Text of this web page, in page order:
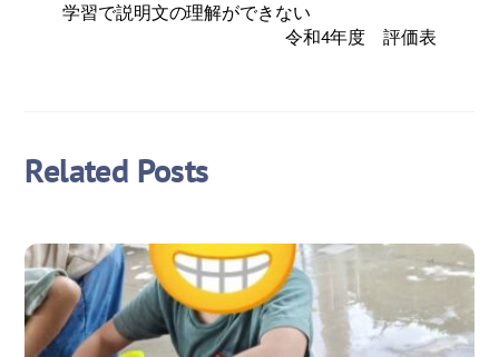
学習で説明文の理解ができない
令和4年度 評価表
Related Posts